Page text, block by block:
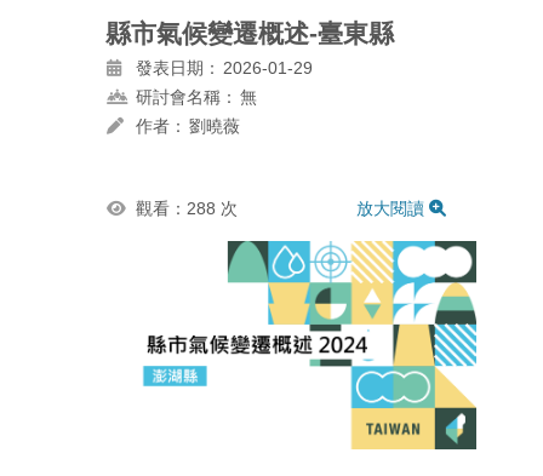
縣市氣候變遷概述-臺東縣
發表日期： 2026-01-29
研討會名稱： 無
作者： 劉曉薇
觀看：288 次 放大閱讀